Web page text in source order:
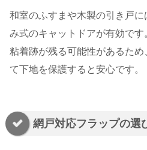
和室のふすまや木製の引き戸
み式のキャットドアが有効です
粘着跡が残る可能性があるた
て下地を保護すると安心です。
網戸対応フラップの選